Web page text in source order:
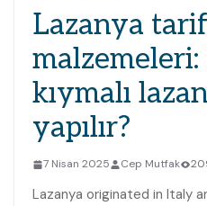
Lazanya
malzemeleri:
kıymalı
yapılır?
7 Nisan 2025 Cep Mutfak
Lazanya originated in Italy